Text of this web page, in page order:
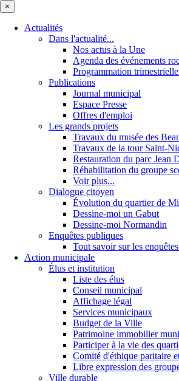
×
Actualités
Dans l'actualité...
Nos actus à la Une
Agenda des événements
Programmation
Publications
Journal municipal
Espace Presse
Offres d'emploi
Les grands projets
Travaux du musée des
Travaux de la tour Saint-
Restauration du parc Jean
Réhabilitation du groupe
Voir plus...
Dialogue citoyen
Évolution du quartier de
Dessine-moi un Gabut
Dessine-moi Normandin
Enquêtes publiques
Tout savoir sur les
Action municipale
Élus et institution
Liste des élus
Conseil municipal
Affichage légal
Services municipaux
Budget de la Ville
Patrimoine immobilier
Participer à la vie des
Comité d'éthique paritaire
Libre expression des
Ville durable